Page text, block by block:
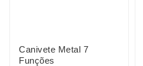
Canivete Metal 7
Funções